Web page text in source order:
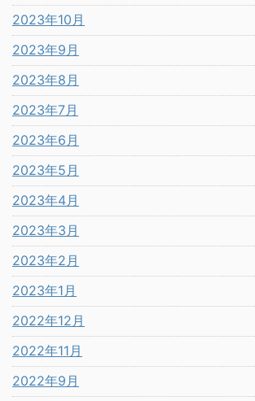
2023年10月
2023年9月
2023年8月
2023年7月
2023年6月
2023年5月
2023年4月
2023年3月
2023年2月
2023年1月
2022年12月
2022年11月
2022年9月